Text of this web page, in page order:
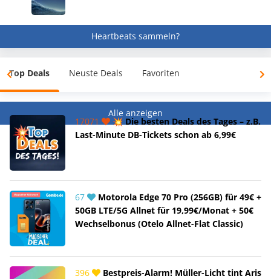
Heartbeats sammeln?
Top Deals Neuste Deals Favoriten
Alle anzeigen
17071
💥 Die besten Deals des Tages – z.B.
Last-Minute DB-Tickets schon ab 6,99€
67
Motorola Edge 70 Pro (256GB) für 49€ +
50GB LTE/5G Allnet für 19,99€/Monat + 50€
Wechselbonus (Otelo Allnet-Flat Classic)
396
Bestpreis-Alarm! Müller-Licht tint Aris